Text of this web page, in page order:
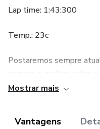
Lap time: 1:43:300
Temp.: 23c
Postaremos sempre
sempre o melhor setup
suas corridas, eventos,
Mostrar mais
Vantagens